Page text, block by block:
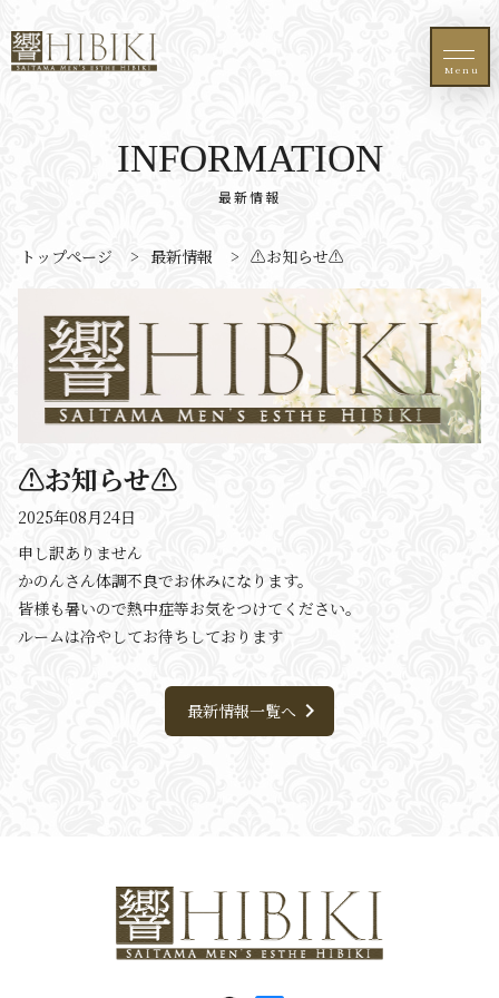
Menu
最新情報
INFORMATION
トップページ > 最新情報 > ⚠️お知らせ⚠️
⚠️お知らせ⚠️
2025年08月24日
申し訳ありません
かのんさん体調不良でお休みになります。
皆様も暑いので熱中症等お気をつけてください。
ルームは冷やしてお待ちしております
最新情報一覧へ chevron_right